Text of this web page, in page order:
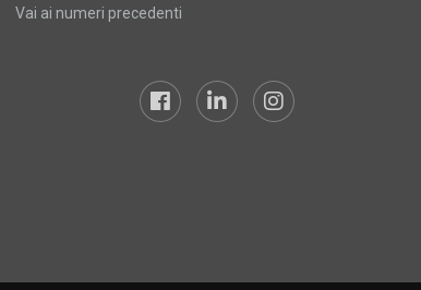
Vai ai numeri precedenti